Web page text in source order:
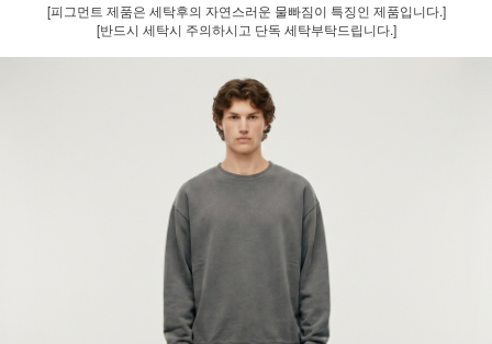
[피그먼트 제품은 세탁후의 자연스러운 물빠짐이 특징인 제품입니다.]
[반드시 세탁시 주의하시고 단독 세탁부탁드립니다.]